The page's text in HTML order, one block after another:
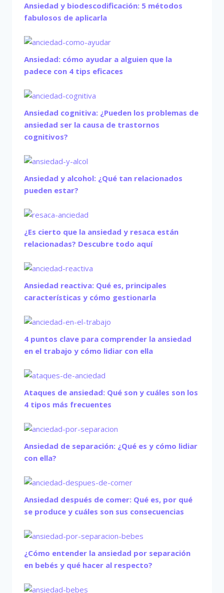
Ansiedad y biodescodificación: 5 métodos
fabulosos de aplicarla
Ansiedad: cómo ayudar a alguien que la
padece con 4 tips eficaces
Ansiedad cognitiva: ¿Pueden los problemas de
ansiedad ser la causa de trastornos
cognitivos?
Ansiedad y alcohol: ¿Qué tan relacionados
pueden estar?
¿Es cierto que la ansiedad y resaca están
relacionadas? Descubre todo aquí
Ansiedad reactiva: Qué es, principales
características y cómo gestionarla
4 puntos clave para comprender la ansiedad
en el trabajo y cómo lidiar con ella
Ataques de ansiedad: Qué son y cuáles son los
4 tipos más frecuentes
Ansiedad de separación: ¿Qué es y cómo lidiar
con ella?
Ansiedad después de comer: Qué es, por qué
se produce y cuáles son sus consecuencias
¿Cómo entender la ansiedad por separación
en bebés y qué hacer al respecto?